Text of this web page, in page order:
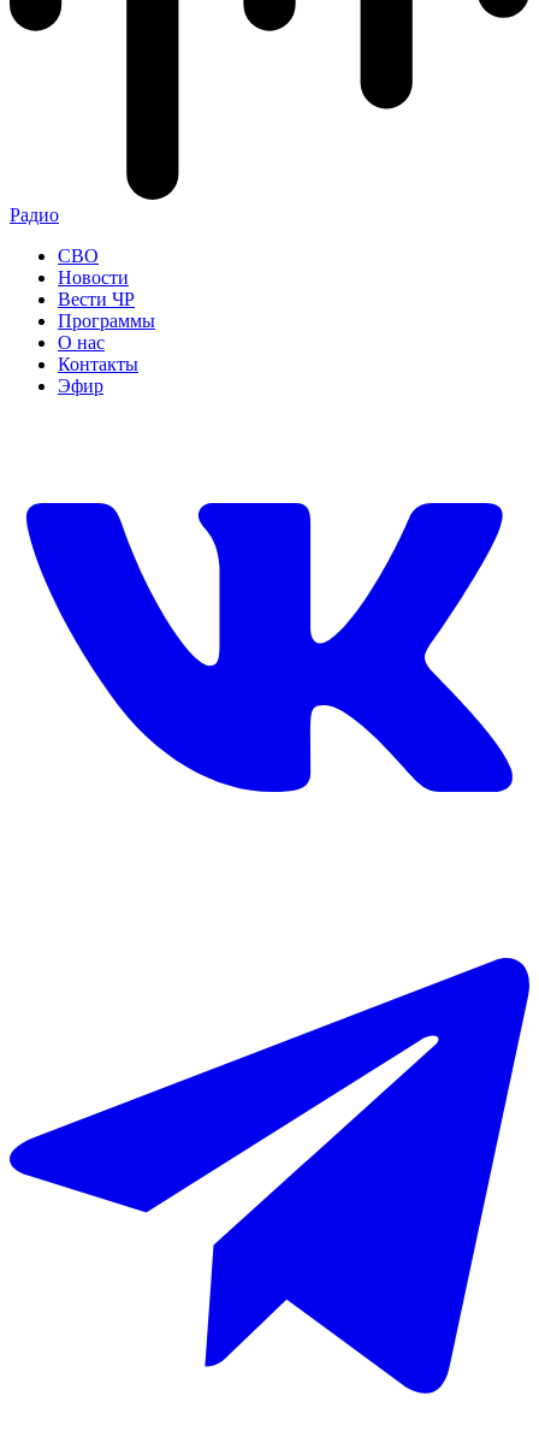
Радио
СВО
Новости
Вести ЧР
Программы
О нас
Контакты
Эфир